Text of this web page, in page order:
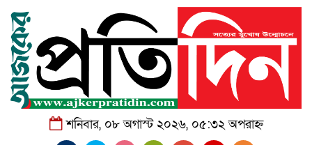
শনিবার, ০৮ অগাস্ট ২০২৬, ০৫:৩২ অপরাহ্ন